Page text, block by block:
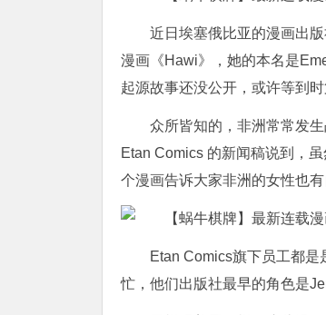
近日埃塞俄比亚的漫画出
漫画《Hawi》，她的本名是
起源故事还没公开，或许等到
众所皆知的，非洲常常发
Etan Comics 的新闻稿说到，
个漫画告诉大家非洲的女性也有
Etan Comics旗下员工都
忙，他们出版社最早的角色是